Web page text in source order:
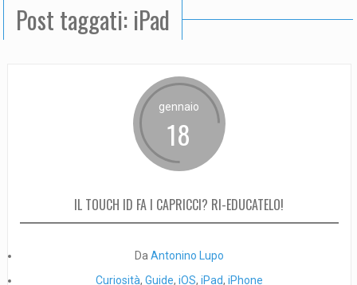
Post taggati: iPad
gennaio
18
IL TOUCH ID FA I CAPRICCI? RI-EDUCATELO!
Da Antonino Lupo
Curiosità, Guide, iOS, iPad, iPhone